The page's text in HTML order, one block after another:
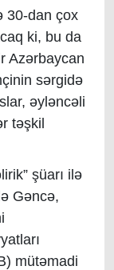
30-dan çox
ki, bu da
Azərbaycan
sərgidə
əyləncəli
təşkil
şüarı ilə
Gəncə,
mütəmadi